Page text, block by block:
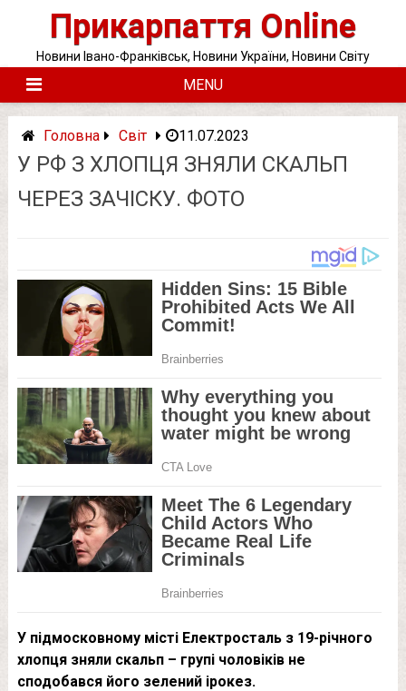
Прикарпаття Online
Новини Івано-Франківськ, Новини України, Новини Світу
MENU
Головна Світ 11.07.2023
У РФ З ХЛОПЦЯ ЗНЯЛИ СКАЛЬП
ЧЕРЕЗ ЗАЧІСКУ. ФОТО
У підмосковному місті Електросталь з 19-річного
хлопця зняли скальп – групі чоловіків не
сподобався його зелений ірокез.